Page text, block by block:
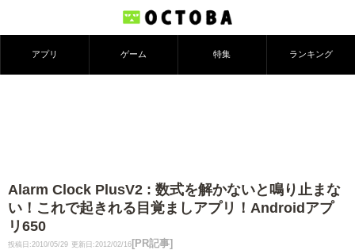
アプリ ゲーム 特集 ランキング
Alarm Clock PlusV2 : 数式を解かないと鳴り止まな
い！これで起きれる目覚ましアプリ！Androidアプ
リ650
投稿日:2010/05/29 更新日:2012/02/16 [PR記事]